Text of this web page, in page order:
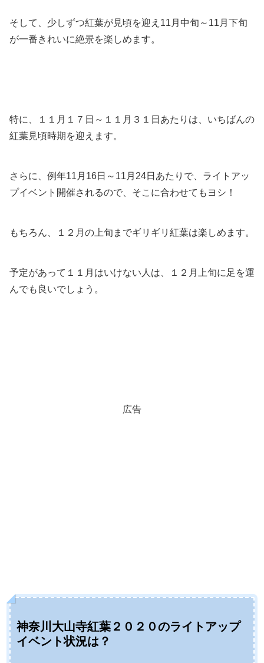
そして、少しずつ紅葉が見頃を迎え11月中旬～11月下旬
が一番きれいに絶景を楽しめます。
特に、１１月１７日～１１月３１日あたりは、いちばんの
紅葉見頃時期を迎えます。
さらに、例年11月16日～11月24日あたりで、ライトアッ
プイベント開催されるので、そこに合わせてもヨシ！
もちろん、１２月の上旬までギリギリ紅葉は楽しめます。
予定があって１１月はいけない人は、１２月上旬に足を運
んでも良いでしょう。
広告
神奈川大山寺紅葉２０２０のライトアップ
イベント状況は？